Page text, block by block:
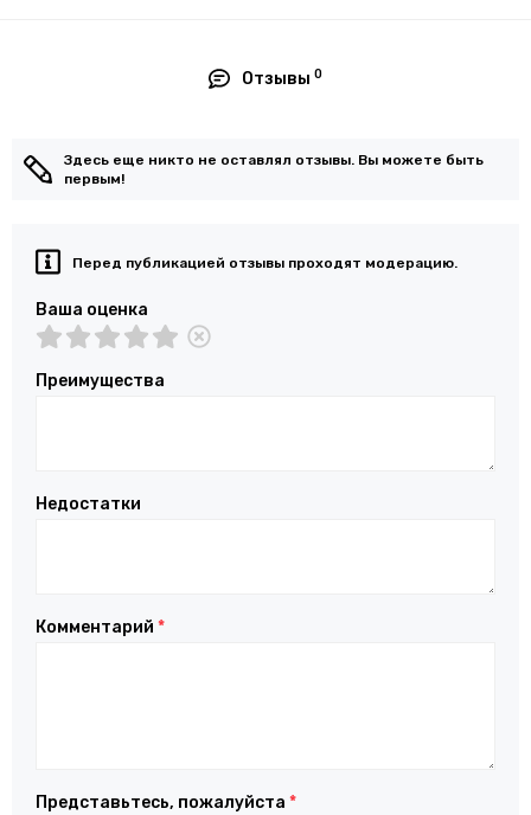
Отзывы0
Здесь еще никто не оставлял отзывы. Вы можете быть
первым!
Перед публикацией отзывы проходят модерацию.
Ваша оценка
Преимущества
Недостатки
Комментарий *
Представьтесь, пожалуйста *